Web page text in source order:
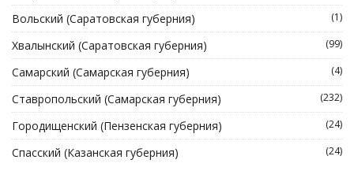
Вольский (Саратовская губерния) (1)
Хвалынский (Саратовская губерния) (99)
Самарский (Самарская губерния) (4)
Ставропольский (Самарская губерния) (232)
Городищенский (Пензенская губерния) (24)
Спасский (Казанская губерния) (24)